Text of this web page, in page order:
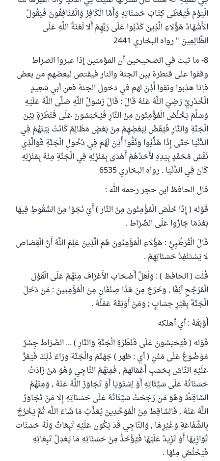
الْيَوْمَ فَيُعْطَى كِتَابَ حَسَنَاتِهِ وَأَمَّا الْكَافِرُ وَالْمُنَافِقُونَ فَيَقُولُ
الأَشْهَادُ هَؤُلاءِ الَّذِينَ كَذَبُوا عَلَى رَبِّهِمْ أَلا لَعْنَةُ اللَّهِ عَلَى
الظَّالِمِينَ " رواه البخاري 2441
8- ما ثبت في الصحيحين أن المؤمنين إذا عبروا الصراط
وقفوا على قنطرة بين الجنة والنار فيقتص لبعضهم من بعض
فإذا هذبوا ونقوا أُذِنَ لهم في دخول الجنة فعن أبي سَعِيدٍ
الْخُدْرِيِّ رَضِيَ اللَّهُ عَنْهُ قَالَ : قَالَ رَسُولُ اللَّهِ صَلَّى اللَّهُ عَلَيْهِ
وَسَلَّمَ يَخْلُصُ الْمُؤْمِنُونَ مِنْ النَّارِ فَيُحْبَسُونَ عَلَى قَنْطَرَةٍ بَيْنَ
الْجَنَّةِ وَالنَّارِ فَيُقَصُّ لِبَعْضِهِمْ مِنْ بَعْضٍ مَظَالِمُ كَانَتْ بَيْنَهُمْ فِي
الدُّنْيَا حَتَّى إِذَا هُذِّبُوا وَنُقُّوا أُذِنَ لَهُمْ فِي دُخُولِ الْجَنَّةِ فَوَالَّذِي
نَفْسُ مُحَمَّدٍ بِيَدِهِ لأَحَدُهُمْ أَهْدَى بِمَنْزِلِهِ فِي الْجَنَّةِ مِنْهُ بِمَنْزِلِهِ
كَانَ فِي الدُّنْيَا . رواه البخاري 6535
قال الحافظ ابن حجر رحمه الله :
قَوْله ( إِذَا خَلَصَ الْمُؤْمِنُونَ مِنْ النَّار ) أَيْ نَجَوْا مِنْ السُّقُوطِ فِيهَا
بَعْدَمَا جَازُوا عَلَى الصِّرَاط .
قَالَ الْقُرْطُبِيُّ : هَؤُلاءِ الْمُؤْمِنُونَ هُمْ الَّذِينَ عَلِمَ اللَّهُ أَنَّ الْقِصَاص
لا يَسْتَنْفِدُ حَسَنَاتِهِمْ .
قُلْت ( الحافظ ) : وَلَعَلَّ أَصْحَاب الأَعْرَاف مِنْهُمْ عَلَى الْقَوْل
الْمُرَجَّحِ آنِفًا , وَخَرَجَ مِنْ هَذَا صِنْفَانِ مِنْ الْمُؤْمِنِينَ : مَنْ دَخَلَ
الْجَنَّةَ بِغَيْرِ حِسَابٍ ; وَمَنْ أَوْبَقَهُ عَمَلُهُ .
أَوْبَقَهُ : أي أهلكه
قَوْله ( فَيُحْبَسُونَ عَلَى قَنْطَرَةِ الْجَنَّةِ وَالنَّارِ ) ... الصِّرَاط جِسْرٌ
مَوْضُوعٌ عَلَى مَتْنِ ( أي : ظهر ) جَهَنَّمَ والْجَنَّة وَرَاءَ ذَلِكَ فَيَمُرُّ
عَلَيْهِ النَّاسُ بِحَسَبِ أَعْمَالهمْ , فَمِنْهُمْ النَّاجِي وَهُوَ مَنْ زَادَتْ
حَسَنَاتُهُ عَلَى سَيِّئَاتِهِ أَوْ اِسْتَوَيَا أَوْ تَجَاوَزَ اللَّهُ عَنْهُ , وَمِنْهُمْ
السَّاقِطُ وَهُوَ مَنْ رَجَحَتْ سَيِّئَاتُهُ عَلَى حَسَنَاتِهِ إِلا مَنْ تَجَاوَزَ
اللَّهُ عَنْهُ , فَالسَّاقِط مِنْ الْمُوَحِّدِينَ يُعَذَّبُ مَا شَاءَ اللَّه ثُمَّ يَخْرُجُ
بِالشَّفَاعَةِ وَغَيْرِهَا , وَالنَّاجِي قَدْ يَكُون عَلَيْهِ تَبِعَاتٌ وَلَهُ حَسَنَات
تُوَازِيهَا أَوْ تَزِيدُ عَلَيْهَا فَيُؤْخَذُ مِنْ حَسَنَاتِهِ مَا يَعْدِلُ تَبِعَاتِهِ
فَيَخْلُصُ مِنْهَا .